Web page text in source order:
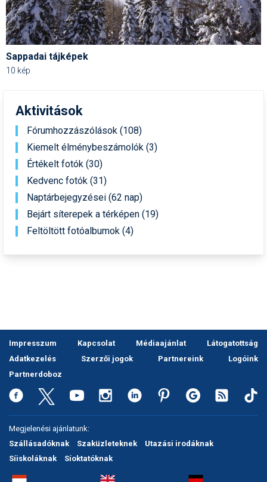
Sappadai tájképek
10 kép
Aktivitások
Fórumhozzászólások (108)
Kiemelt élménybeszámolók (3)
Értékelt fotók (30)
Kedvenc fotók (31)
Naptárbejegyzései (62 nap)
Bejárt síterepek a térképen (19)
Feltöltött fotóalbumok (4)
Impresszum Kapcsolat Médiaajánlat
Látogatottság
Adatkezelés
Szerzői jogok Partnereink
Logóink
Partnerdoboz
Megjelenési ajánlatunk:
Szállásadóknak
Szaküzleteknek
Utazási irodáknak
Síiskoláknak
Síoktatóknak